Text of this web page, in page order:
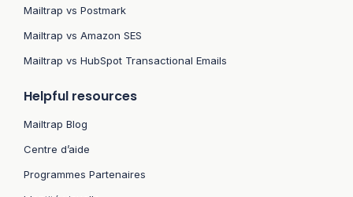
Mailtrap vs Postmark
Mailtrap vs Amazon SES
Mailtrap vs HubSpot Transactional Emails
Helpful resources
Mailtrap Blog
Centre d’aide
Programmes Partenaires